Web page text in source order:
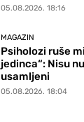
05.08.2026. 18:16
MAGAZIN
Psiholozi ruše
jedinca“: Nisu
usamljeni
05.08.2026. 18:04